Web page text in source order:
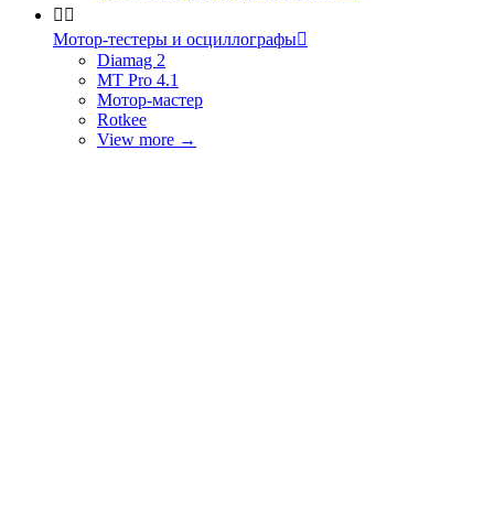
 
Мотор-тестеры и осциллографы
Diamag 2
MT Pro 4.1
Мотор-мастер
Rotkee
View more →